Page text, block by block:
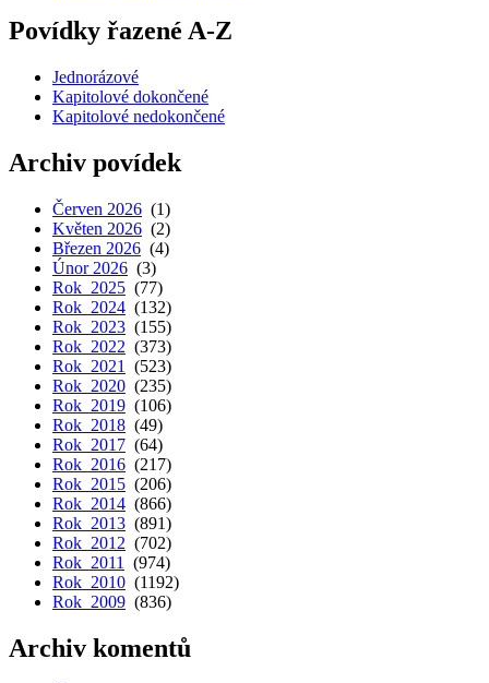
Povídky řazené A-Z
Jednorázové
Kapitolové dokončené
Kapitolové nedokončené
Archiv povídek
Červen 2026 (1)
Květen 2026 (2)
Březen 2026 (4)
Únor 2026 (3)
Rok 2025 (77)
Rok 2024 (132)
Rok 2023 (155)
Rok 2022 (373)
Rok 2021
(523)
Rok 2020 (235)
Rok 2019 (106)
Rok 2018 (49)
Rok 2017 (64)
Rok 2016 (217)
Rok 2015 (206)
Rok 2014 (866)
Rok 2013 (891)
Rok 2012 (702)
Rok 2011
(974)
Rok 2010 (1192)
Rok 2009 (836)
Archiv komentů